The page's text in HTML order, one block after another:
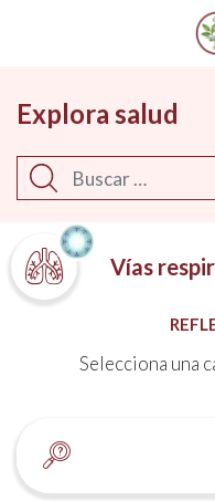
Main
Explora salud
Buscar
Vías
Selecciona una